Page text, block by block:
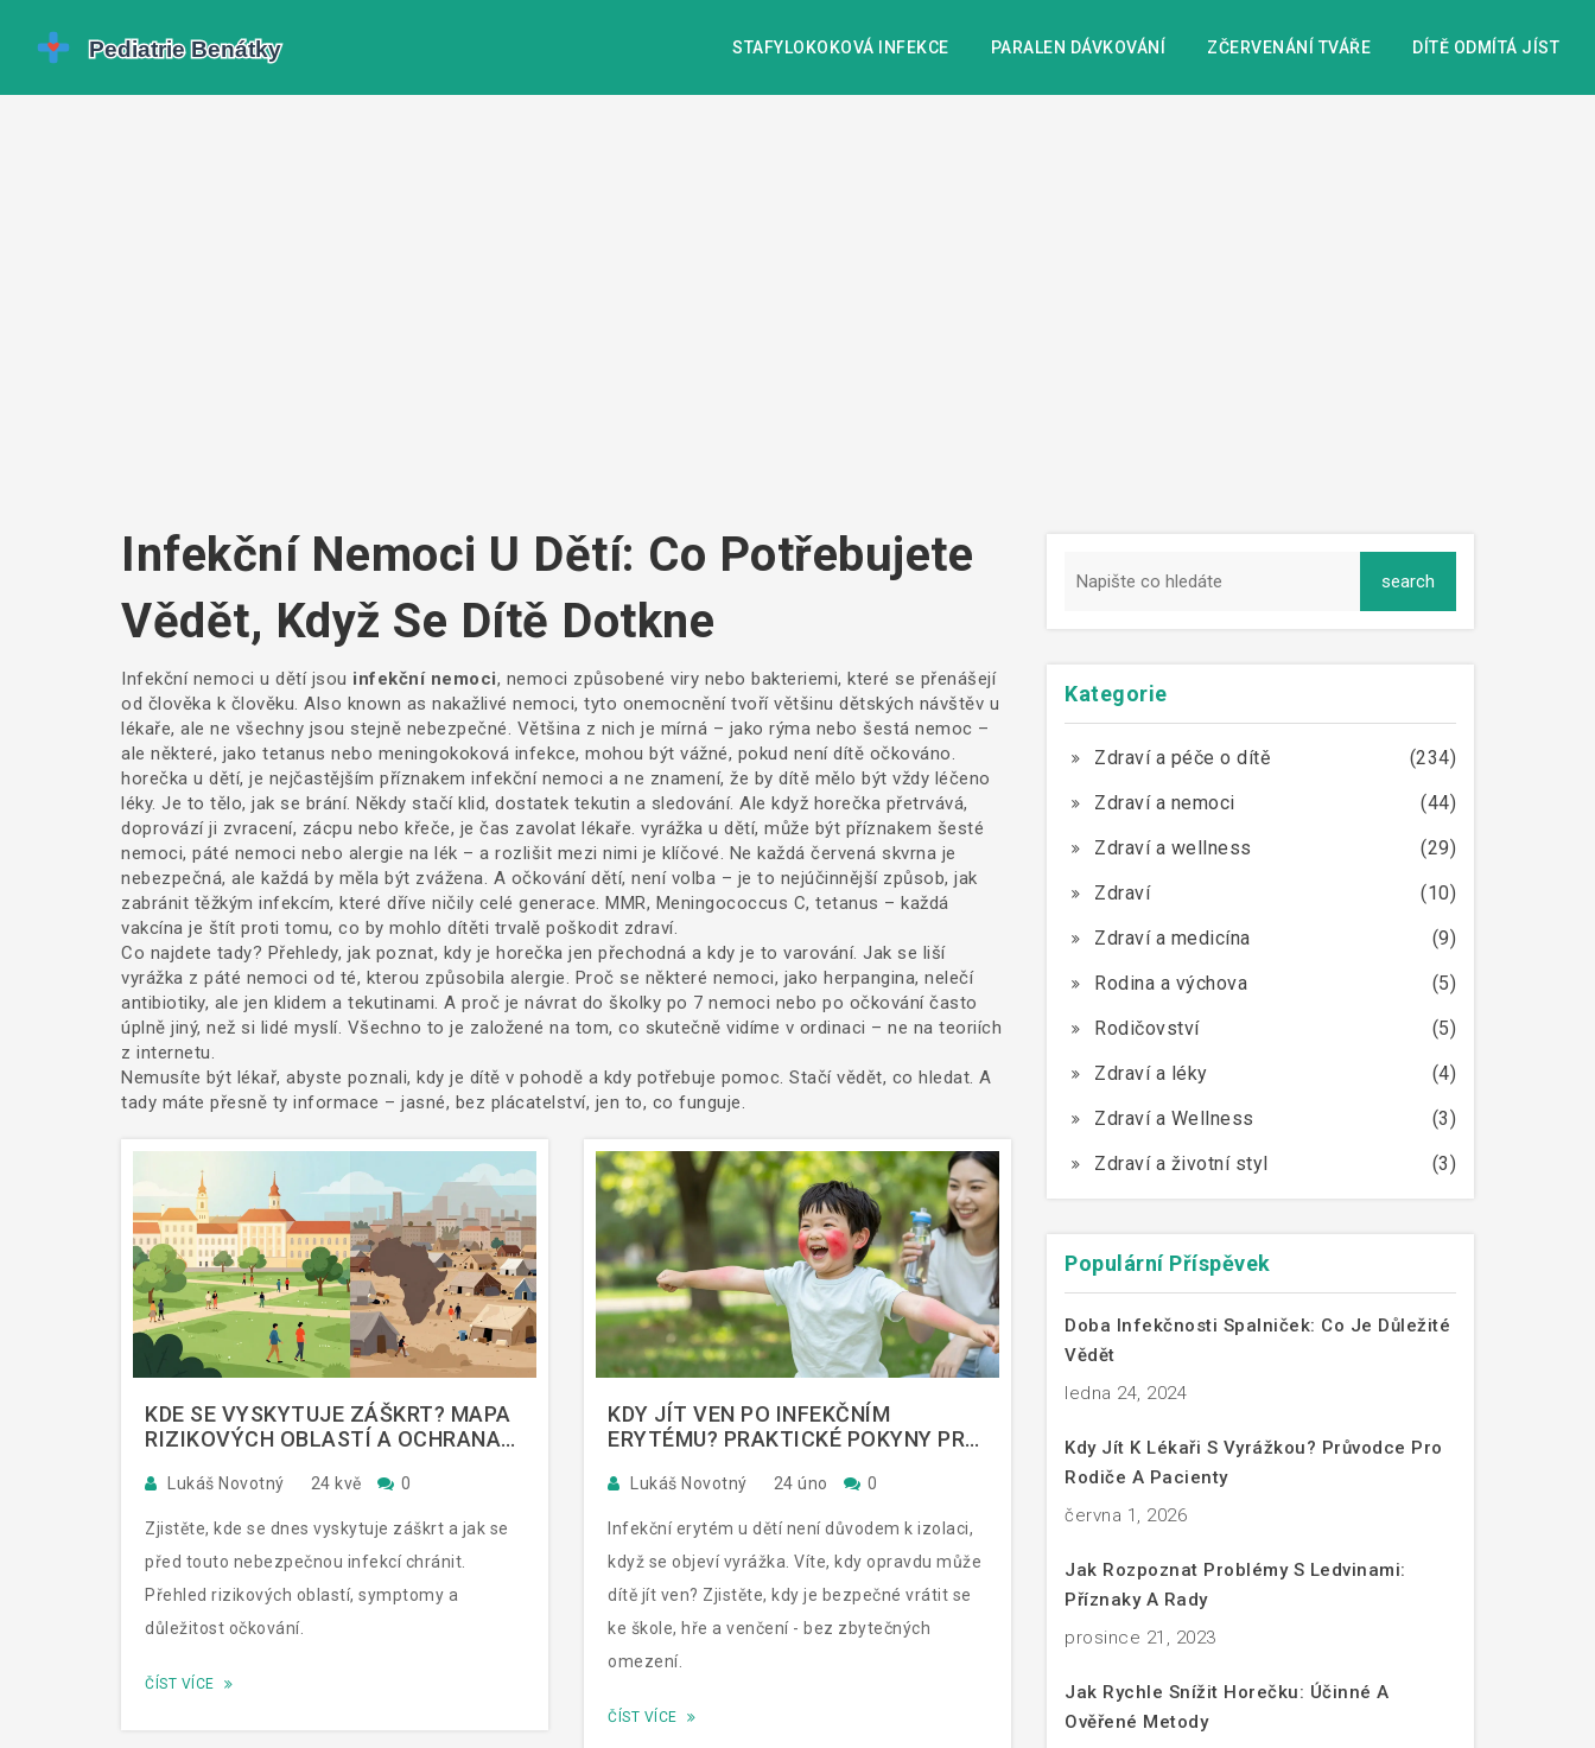
STAFYLOKOKOVÁ INFEKCE PARALEN DÁVKOVÁNÍ ZČERVENÁNÍ TVÁŘE DÍTĚ ODMÍTÁ JÍST
Infekční Nemoci U Dětí: Co Potřebujete
Vědět, Když Se Dítě Dotkne
Infekční nemoci u dětí jsou infekční nemoci, nemoci způsobené viry nebo bakteriemi, které se přenášejí
od člověka k člověku. Also known as nakažlivé nemoci, tyto onemocnění tvoří většinu dětských návštěv u
lékaře, ale ne všechny jsou stejně nebezpečné. Většina z nich je mírná – jako rýma nebo šestá nemoc –
ale některé, jako tetanus nebo meningokoková infekce, mohou být vážné, pokud není dítě očkováno.
horečka u dětí, je nejčastějším příznakem infekční nemoci a ne znamení, že by dítě mělo být vždy léčeno
léky. Je to tělo, jak se brání. Někdy stačí klid, dostatek tekutin a sledování. Ale když horečka přetrvává,
doprovází ji zvracení, zácpu nebo křeče, je čas zavolat lékaře. vyrážka u dětí, může být příznakem šesté
nemoci, páté nemoci nebo alergie na lék – a rozlišit mezi nimi je klíčové. Ne každá červená skvrna je
nebezpečná, ale každá by měla být zvážena. A očkování dětí, není volba – je to nejúčinnější způsob, jak
zabránit těžkým infekcím, které dříve ničily celé generace. MMR, Meningococcus C, tetanus – každá
vakcína je štít proti tomu, co by mohlo dítěti trvalě poškodit zdraví.
Co najdete tady? Přehledy, jak poznat, kdy je horečka jen přechodná a kdy je to varování. Jak se liší
vyrážka z páté nemoci od té, kterou způsobila alergie. Proč se některé nemoci, jako herpangina, nelečí
antibiotiky, ale jen klidem a tekutinami. A proč je návrat do školky po 7 nemoci nebo po očkování často
úplně jiný, než si lidé myslí. Všechno to je založené na tom, co skutečně vidíme v ordinaci – ne na teoriích
z internetu.
Nemusíte být lékař, abyste poznali, kdy je dítě v pohodě a kdy potřebuje pomoc. Stačí vědět, co hledat. A
tady máte přesně ty informace – jasné, bez plácatelství, jen to, co funguje.
KDE SE VYSKYTUJE ZÁŠKRT? MAPA
RIZIKOVÝCH OBLASTÍ A OCHRANA
Lukáš Novotný 24 kvě 0
Zjistěte, kde se dnes vyskytuje záškrt a jak se
před touto nebezpečnou infekcí chránit.
Přehled rizikových oblastí, symptomy a
důležitost očkování.
ČÍST VÍCE
KDY JÍT VEN PO INFEKČNÍM
ERYTÉMU? PRAKTICKÉ POKYNY PRO
Lukáš Novotný 24 úno 0
Infekční erytém u dětí není důvodem k izolaci,
když se objeví vyrážka. Víte, kdy opravdu může
dítě jít ven? Zjistěte, kdy je bezpečné vrátit se
ke škole, hře a venčení - bez zbytečných
omezení.
ČÍST VÍCE
Kategorie
Zdraví a péče o dítě
(234)
Zdraví a nemoci
(44)
Zdraví a wellness
(29)
Zdraví
(10)
Zdraví a medicína
(9)
Rodina a výchova
(5)
Rodičovství
(5)
Zdraví a léky
(4)
Zdraví a Wellness
(3)
Zdraví a životní styl
(3)
Populární Příspěvek
Doba Infekčnosti Spalniček: Co Je Důležité
Vědět
ledna 24, 2024
Kdy Jít K Lékaři S Vyrážkou? Průvodce Pro
Rodiče A Pacienty
června 1, 2026
Jak Rozpoznat Problémy S Ledvinami:
Příznaky A Rady
prosince 21, 2023
Jak Rychle Snížit Horečku: Účinné A
Ověřené Metody